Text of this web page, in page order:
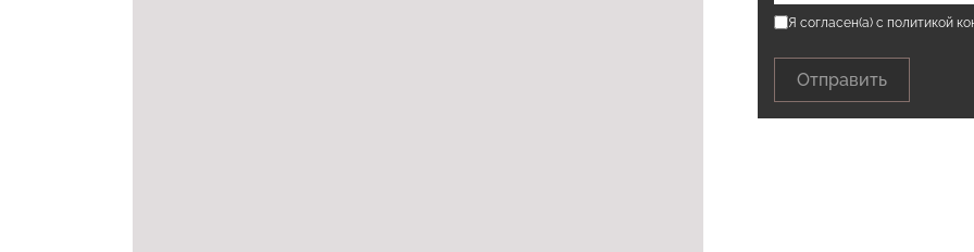
Я согласен(а) с политикой
Отправить